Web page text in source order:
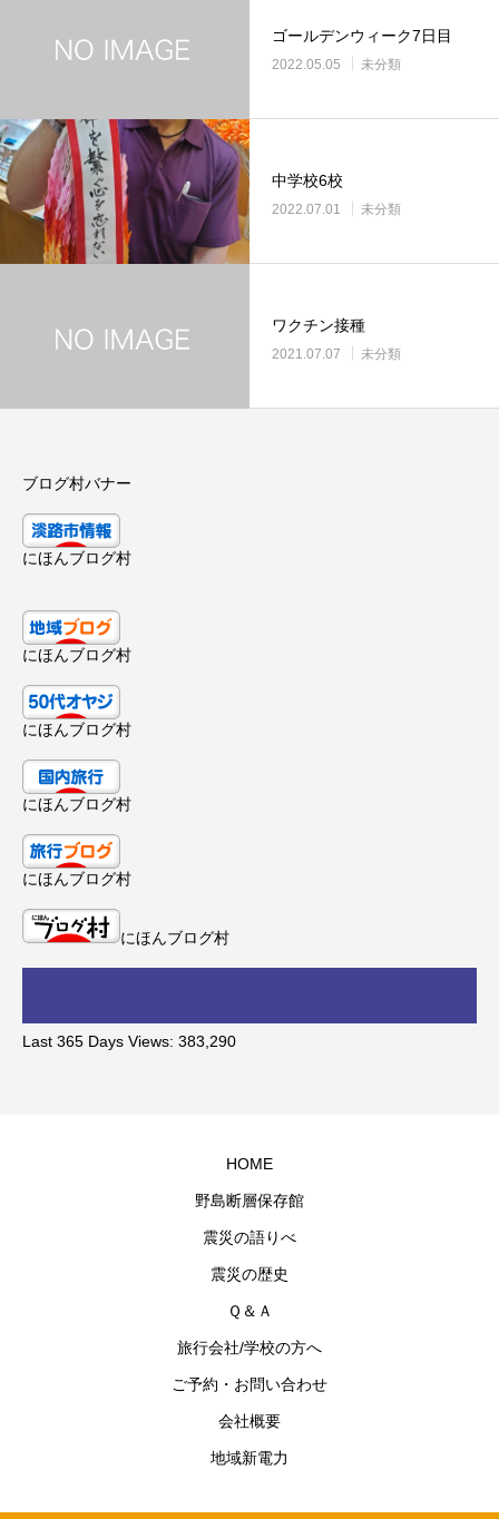
ゴールデンウィーク7日目
2022.05.05 未分類
中学校6校
2022.07.01 未分類
ワクチン接種
2021.07.07 未分類
ブログ村バナー
にほんブログ村
にほんブログ村
にほんブログ村
にほんブログ村
にほんブログ村
にほんブログ村
Last 365 Days Views: 383,290
HOME
野島断層保存館
震災の語りべ
震災の歴史
Ｑ＆Ａ
旅行会社/学校の方へ
ご予約・お問い合わせ
会社概要
地域新電力